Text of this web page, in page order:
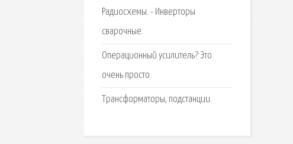
Радиосхемы. - Инверторы
сварочные.
Операционный усилитель? Это
очень просто.
Трансформаторы, подстанции.